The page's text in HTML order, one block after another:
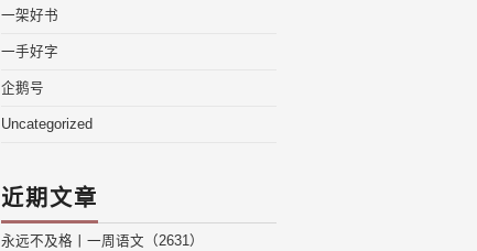
一架好书
一手好字
企鹅号
Uncategorized
近期文章
永远不及格丨一周语文（2631）